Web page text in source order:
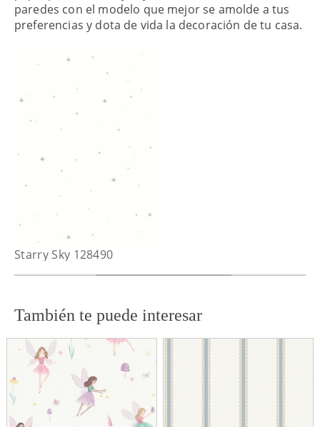
paredes con el modelo que mejor se amolde a tus
preferencias y dota de vida la decoración de tu casa.
Starry Sky 128490
También te puede interesar